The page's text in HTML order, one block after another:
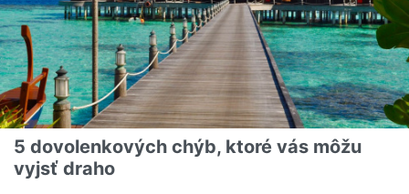
5 dovolenkových chýb, ktoré vás môžu
vyjsť draho